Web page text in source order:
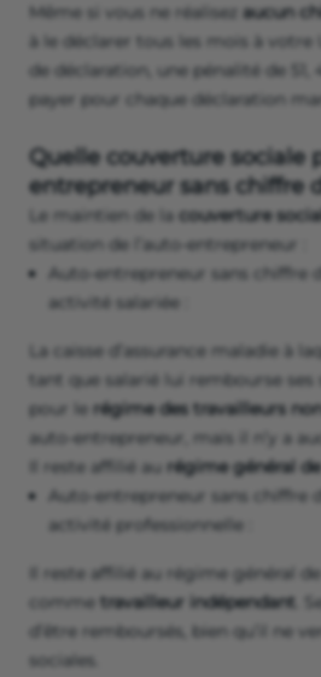
Même si vous ne réalisez aucun
à le déclarer tous les mois à votre
de déclaration, une pénalité de 51,
payer pour chaque déclaration
Quelle couverture sociale
entrepreneur sans chiffre
Le maintien de la couverture
situation de l’auto-entrepreneur :
Auto-entrepreneur sans chiffre
activité salariée :
La caisse d’assurance maladie à
tant que salarié lui rembourse ses
pour le régime des travailleurs
auto-entrepreneur, mais il n’y a
Il reste affilié au régime général
Auto-entrepreneur sans chiffre
activité professionnelle :
Il reste affilié au régime général
comme travailleur indépendant .
d’être remboursés, bien qu’il ne
sociales.